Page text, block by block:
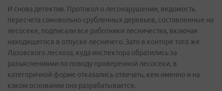
И снова детектив. Протокол о лесонарушении, ведомость
пересчета самовольно срубленных деревьев, составленные на
лесосеке, подписали все работники лесничества, включая
находящегося в отпуске лесничего. Зато в конторе того же
Лазовского лесхоза, куда инспектора обратились за
разъяснениями по поводу проверенной лесосеки, в
категоричной форме отказались отвечать, кем именно и на
каком основании она разрабатывается.